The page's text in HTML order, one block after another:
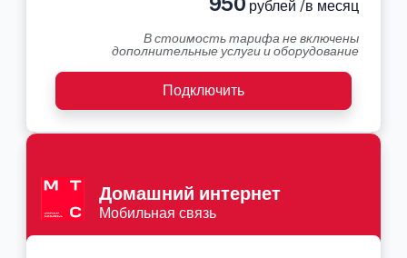
рублей /в месяц
В стоимость тарифа не включены
дополнительные услуги и оборудование
Подключить
Домашний интернет
Мобильная связь